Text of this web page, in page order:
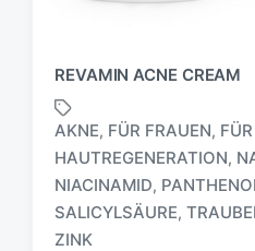
REVAMIN ACNE CREAM
S
c
h
AKNE, FÜR FRAUEN,
HAUTREGENERATION,
NIACINAMID,
SALICYLSÄURE,
ZINK